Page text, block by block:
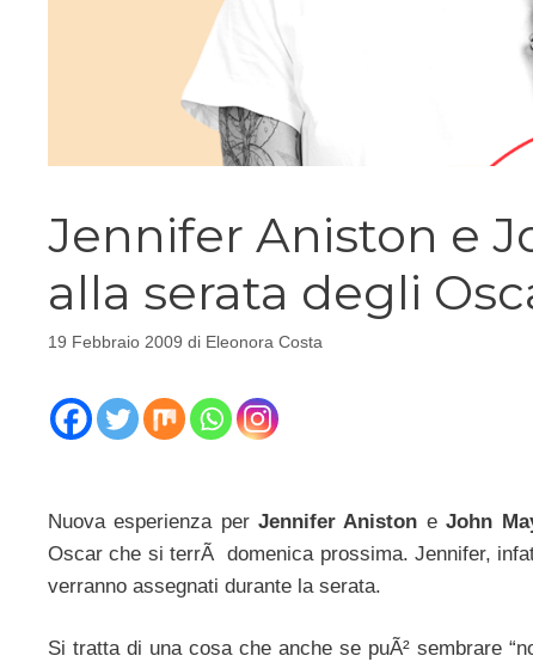
Jennifer Aniston e
alla serata degli
19 Febbraio 2009 di Eleonora Costa
Nuova esperienza perJennifer Aniston eJohn
Oscar che si terrÃ domenica prossima. Jennifer,
verranno assegnati durante la serata.
Si tratta di una cosa che anche se puÃ² sembrare